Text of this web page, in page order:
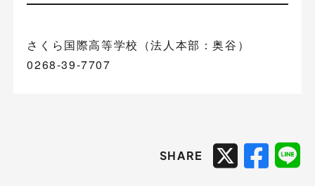
さくら国際高等学校（法人本部：奥谷）
0268-39-7707
SHARE